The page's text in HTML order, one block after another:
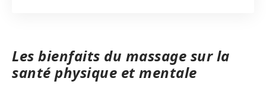
Les bienfaits du massage sur la
santé physique et mentale